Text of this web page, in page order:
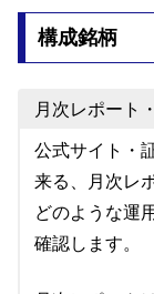
構成銘柄
月次レポート
公式サイト・
来る、月次レ
どのような運
確認します。